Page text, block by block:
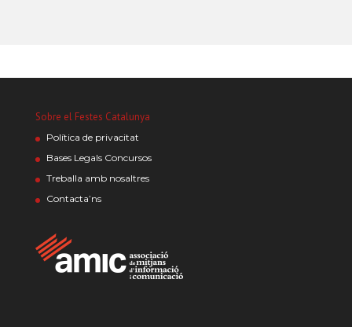
Sobre el Festes Catalunya
Política de privacitat
Bases Legals Concursos
Treballa amb nosaltres
Contacta’ns